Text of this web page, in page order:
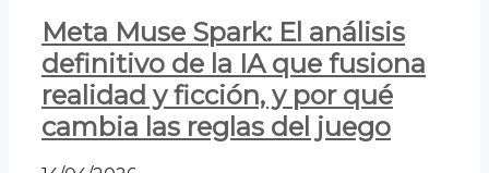
Meta Muse Spark: El análisis
definitivo de la IA que fusiona
realidad y ficción, y por qué
cambia las reglas del juego